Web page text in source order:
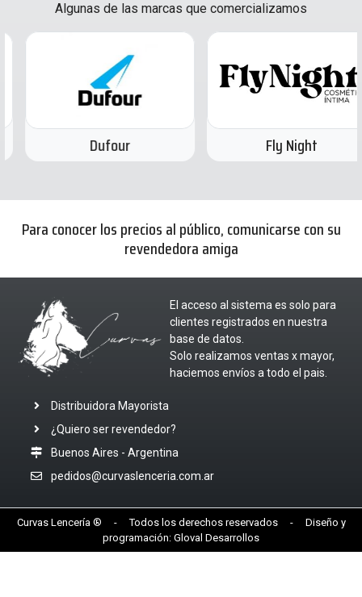
Algunas de las marcas que comercializamos
Dufour Fly Night
Para conocer los precios al público, comunicarse con su
revendedora amiga
El acceso al sistema es solo para
clientes registrados en nuestra
base de datos.
Solo realizamos ventas x mayor,
haciemos envíos a todo el pais.
Distribuidora Mayorista
¿Quiero ser revendedor?
Buenos Aires - Argentina
pedidos@curvaslenceria.com.ar
Curvas Lencería ® - Todos los derechos reservados - Diseño y
programación: Gloval Desarrollos